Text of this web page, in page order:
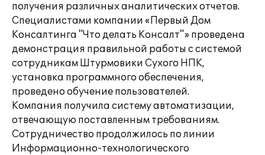
получения различных аналитических отчетов.
Специалистами компании «Первый Дом
Консалтинга "Что делать Консалт"» проведена
демонстрация правильной работы с системой
сотрудникам Штурмовики Сухого НПК,
установка программного обеспечения,
проведено обучение пользователей.
Компания получила систему автоматизации,
отвечающую поставленным требованиям.
Сотрудничество продолжилось по линии
Информационно-технологического